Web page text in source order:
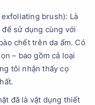
brush): Là
sử dụng cùng với
chết trên da ẩm. Có
– bao gồm cả loại
tôi nhận thấy cọ
đã là vật dụng thiết